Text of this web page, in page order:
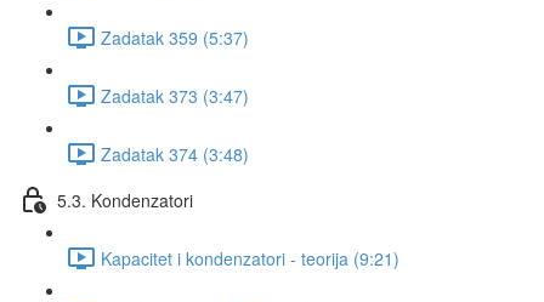
Zadatak 359 (5:37)
Zadatak 373 (3:47)
Zadatak 374 (3:48)
5.3. Kondenzatori
Kapacitet i kondenzatori - teorija (9:21)